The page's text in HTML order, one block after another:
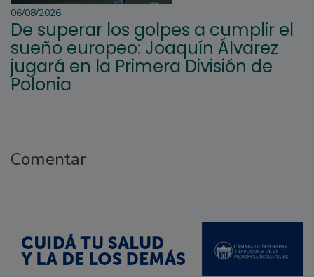
06/08/2026
De superar los golpes a cumplir el
sueño europeo: Joaquín Álvarez
jugará en la Primera División de
Polonia
Comentar